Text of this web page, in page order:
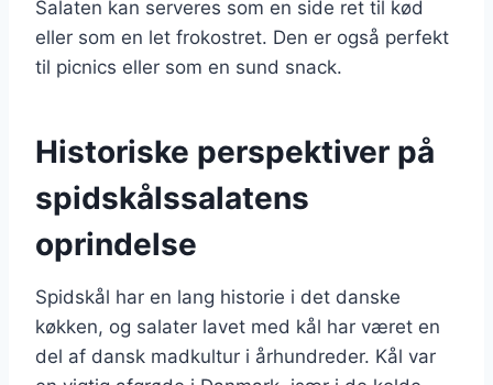
Salaten kan serveres som en side ret til kød
eller som en let frokostret. Den er også perfekt
til picnics eller som en sund snack.
Historiske perspektiver på
spidskålssalatens
oprindelse
Spidskål har en lang historie i det danske
køkken, og salater lavet med kål har været en
del af dansk madkultur i århundreder. Kål var